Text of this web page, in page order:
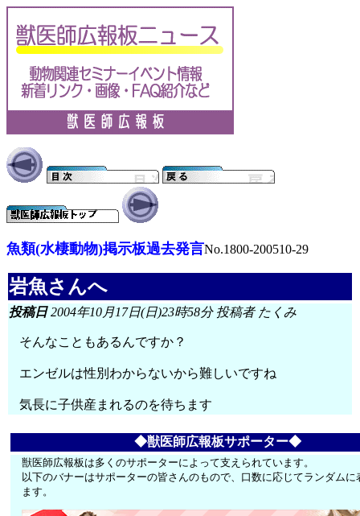
魚類(水棲動物)掲示板過去発言No.1800-200510-29
岩魚さんへ
投稿日2004年10月17日(日)23時58分 投稿者 たくみ
そんなこともあるんですか？
エンゼルは性別わからないから難しいですね
気長に子供産まれるのを待ちます
◆獣医師広報板サポーター◆
獣医師広報板は多くのサポーターによって支えられています。
以下のバナーはサポーターの皆さんのもので、口数に応じてランダムに
ます。